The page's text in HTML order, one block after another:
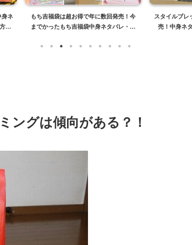
ネ
法
もち吉福袋は超お得で年に数回発売！今
までかったもち吉福袋中身ネタバレ・販
スタイルブ
売！中身ネ
ングは傾向がある？！